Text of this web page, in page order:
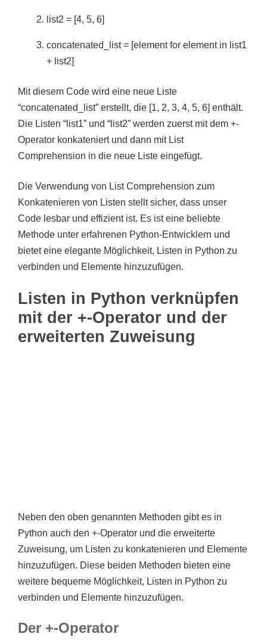
list2 = [4, 5, 6]
concatenated_list = [element for element in list1
+ list2]
Mit diesem Code wird eine neue Liste
“concatenated_list” erstellt, die [1, 2, 3, 4, 5, 6] enthält.
Die Listen “list1” und “list2” werden zuerst mit dem +-
Operator konkateniert und dann mit List
Comprehension in die neue Liste eingefügt.
Die Verwendung von List Comprehension zum
Konkatenieren von Listen stellt sicher, dass unser
Code lesbar und effizient ist. Es ist eine beliebte
Methode unter erfahrenen Python-Entwicklern und
bietet eine elegante Möglichkeit, Listen in Python zu
verbinden und Elemente hinzuzufügen.
Listen in Python verknüpfen
mit der +-Operator und der
erweiterten Zuweisung
Neben den oben genannten Methoden gibt es in
Python auch den +-Operator und die erweiterte
Zuweisung, um Listen zu konkatenieren und Elemente
hinzuzufügen. Diese beiden Methoden bieten eine
weitere bequeme Möglichkeit, Listen in Python zu
verbinden und Elemente hinzuzufügen.
Der +-Operator